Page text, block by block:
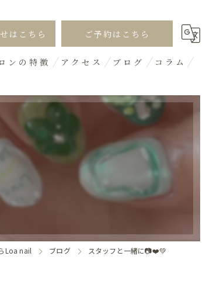
はこちら ご予約はこちら
ンの特徴
ル
ス
ン
アクセス ブログ コラム
Loa nail ブログ スタッフと一緒に📷❤️💚